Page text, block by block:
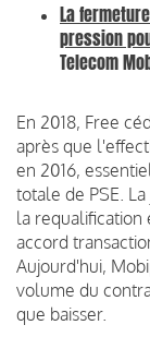
La
pression
Telecom
En 2018, Free
après que
en 2016,
totale de PSE.
la requalification
accord
Aujourd'hui,
volume du
que baisser.